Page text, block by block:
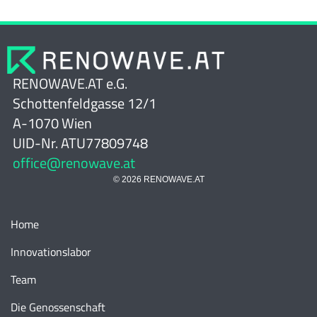
RENOWAVE.AT e.G.
Schottenfeldgasse 12/1
A-1070 Wien
UID-Nr. ATU77809748
office@renowave.at
© 2026 RENOWAVE.AT
Home
Innovationslabor
Team
Die Genossenschaft